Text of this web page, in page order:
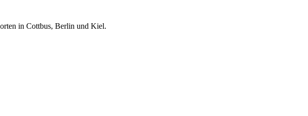
in Cottbus, Berlin und Kiel.